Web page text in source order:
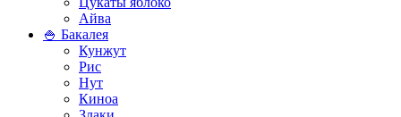
Айва
🍚 Бакалея
Кунжут
Рис
Нут
Киноа